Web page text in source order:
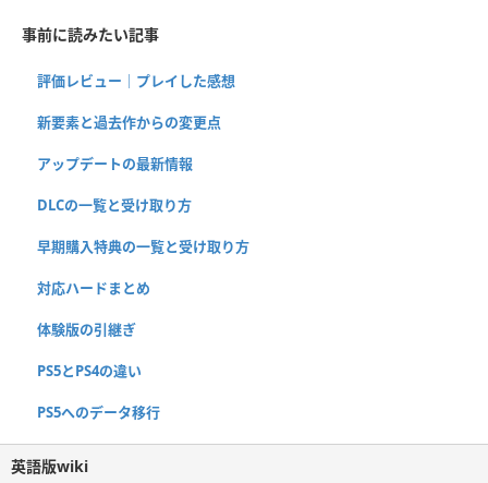
事前に読みたい記事
評価レビュー｜プレイした感想
新要素と過去作からの変更点
アップデートの最新情報
DLCの一覧と受け取り方
早期購入特典の一覧と受け取り方
対応ハードまとめ
体験版の引継ぎ
PS5とPS4の違い
PS5へのデータ移行
英語版wiki